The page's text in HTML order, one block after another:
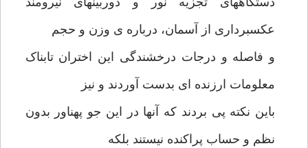
عکسبرداری از آسمان، درباره ی وزن و حجم
و فاصله و درجات درخشندگی این اختران تابناک
معلومات ارزنده ای بدست آوردند و نیز
باین نکته پی بردند که آنها در این جو پهناور بدون
نظم و حساب پراکنده نیستند بلکه